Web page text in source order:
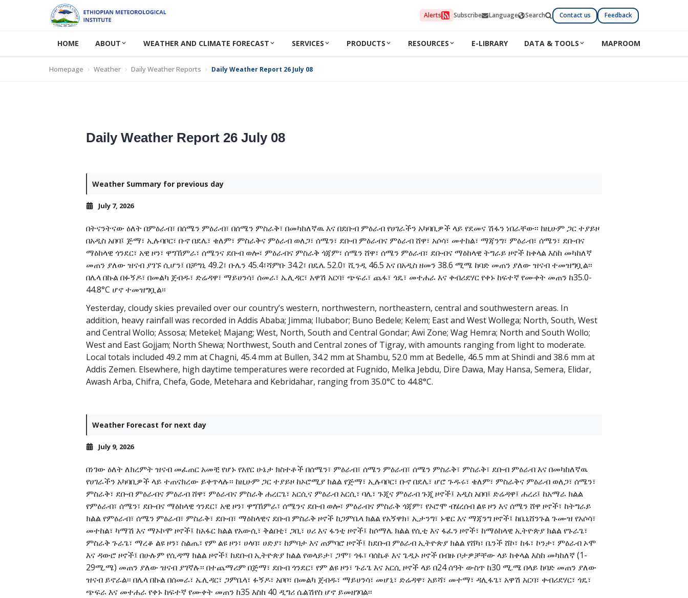
Alerts Subscribe Language Search Contact us Feedback
HOME ABOUT WEATHER AND CLIMATE FORECAST SERVICES PRODUCTS RESOURCES E-LIBRARY DATA & TOOLS MAPROOM
Homepage Weather Daily Weather Reports Daily Weather Report 26 July 08
Daily Weather Report 26 July 08
Weather Summary for previous day
July 7, 2026
በትናንትናው ዕለት በምዕራብ፣ በሰሜን ምዕራብ፣ በሰሜን ምስራቅ፣ በመካከለኛዉ እና በደቡብ ምዕራብ የሀገራችን አካባቢዎች ላይ የደመና ሽፋን ነበራቸው፡፡ ከዚሁም ጋር ተያይዞ
በአዲስ አበባ፤ ጅማ፣ ኢሉባቦር፣ ቡኖ በደሌ፣ ቄለም፣ ምስራቅና ምዕራብ ወለጋ፣ ሰሜን፣ ደቡብ ምዕራብና ምዕራብ ሸዋ፣ አሶሳ፣ መተከል፣ ማጃንግ፣ ምዕራብ፣ ሰሜን፣ ደቡብና
ማዕከላዊ ጎንደር፣ አዊ ዞን፣ ዋግኸምራ፣ ሰሜንና ደቡብ ወሎ፣ ምዕራብና ምስራቅ ጎጃም፣ ሰሜን ሸዋ፣ ሰሜን ምዕራብ፣ ደቡብና ማዕከላዊ ትግራይ ዞኖች ከቀላል እስከ መካከለኛ
መጠን ያለው ዝናብ ያገኙ ሲሆን፤ በቻግኒ 49.2፣ ቡሌን 45.4፣ሻምቡ 34.2፣ በዴሌ 52.0፣ ሺንዲ 46.5 እና በአዲስ ዘመን 38.6 ሚሜ ከባድ መጠን ያለው ዝናብ ተመዝግቧል፡፡
በሌላ በኩል በፉኝዶ፣ በመልካ ጀብዱ፣ ድሬዳዋ፣ ማይሀንሳ፣ ሰመራ፣ ኤሊዳር፣ አዋሽ አርባ፣ ጭፍራ፣ ጨፋ፣ ጎዴ፣ መተሐራ እና ቀብሪደሃር የቀኑ ከፍተኛ የሙቀት መጠን ከ35.0-
44.8°C ሆኖ ተመዝግቧል፡፡
Yesterday, cloudy skies prevailed over our country’s western, northwestern, northeastern, central and southwestern areas. In
addition, heavy rainfall was recorded in Addis Ababa; Jimma; Ilubabor; Buno Bedele; Kelem; East and West Wollega; North, South, West
and Central Wollo; Assosa; Metekel; Majang; West, North, South and Central Gondar; Awi Zone; Wag Hemra; North and South Wollo;
West and East Gojjam; North Shewa; Northwest, South and Central zones of Tigray, with amounts ranging from light to moderate.
Local totals included 49.2 mm at Chagni, 45.4 mm at Bullen, 34.2 mm at Shambu, 52.0 mm at Bedelle, 46.5 mm at Shindi and 38.6 mm at
Addis Zemen. Elsewhere, high daytime temperatures were recorded at Fugnido, Melka Jebdu, Dire Dawa, May Hansa, Semera, Elidar,
Awash Arba, Chifra, Chefa, Gode, Metehara and Kebridahar, ranging from 35.0°C to 44.8°C.
Weather Forecast for next day
July 9, 2026
በነገው ዕለት ለክረምት ዝናብ መፈጠር አመቺ የሆኑ የአየር ሁኔታ ክስተቶች በሰሜን፣ ምዕራብ፣ ሰሜን ምዕራብ፣ ሰሜን ምስራቅ፣ ምስራቅ፣ ደቡብ ምዕራብ እና በመካከለኛዉ
የሀገራችን አካባቢዎች ላይ ተጠናክረው ይቀጥላሉ፡፡ ከዚሁም ጋር ተያይዞ ከኦሮሚያ ክልል የጅማ፣ ኢሉባቦር፣ ቡኖ በደሌ፣ ሆሮ ጉዱሩ፣ ቄለም፣ ምስራቅና ምዕራብ ወለጋ፣ ሰሜን፣
ምስራቅ፣ ደቡብ ምዕራብና ምዕራብ ሸዋ፣ ምዕራብና ምስራቅ ሐረርጌ፣ አርሲና ምዕራብ አርሲ፣ ባሌ፣ ጉጂና ምዕራብ ጉጂ ዞኖች፤ አዲስ አበባ፤ ድሬዳዋ፤ ሐረሪ፤ ከአማራ ክልል
የምዕራብ፣ ሰሜን፣ ደቡብና ማዕከላዊ ጎንደር፣ አዊ ዞን፣ ዋግኸምራ፣ ሰሜንና ደቡብ ወሎ፣ ምዕራብና ምስራቅ ጎጃም፣ የኦሮሞ ብሄረሰብ ልዩ ዞን እና ሰሜን ሸዋ ዞኖች፣ ከትግራይ
ክልል የምዕራብ፣ ሰሜን ምዕራብ፣ ምስራቅ፣ ደቡብ፣ ማዕከላዊና ደቡብ ምስራቅ ዞኖች ከጋምቤላ ክልል የአኝዋክ፣ ኢታንግ፣ ኑዌር እና ማጃንግ ዞኖች፤ ከቤኒሸንጉል ጉሙዝ የአሶሳ፣
መተከል፣ ካማሽ እና ማኦኮሞ ዞኖች፤ ከአፋር ክልል የአውሲ፣ ቅልበቲ፣ ጋቢ፣ ሀሪ እና ፋንቲ ዞኖች፤ ከሶማሌ ክልል የሲቲ እና ፋፈን ዞኖች፣ ከማዕከላዊ ኢትዮጵያ ክልል የጉራጌ፣
ምስራቅ ጉራጌ፣ ማረቆ ልዩ ዞን፣ ስልጤ፣ የም ልዩ ዞን፣ ሀላባ፣ ሀድያ፣ ከምባታ እና ጠምባሮ ዞኖች፤ ከደቡብ ምዕራብ ኢትዮጵያ ክልል የሸካ፣ ቤንች ሸኮ፣ ከፋ፣ ኮንታ፣ ምዕራብ ኦሞ
እና ዳውሮ ዞኖች፤ በሁሉም የሲዳማ ክልል ዞኖች፤ ከደቡብ ኢትዮጵያ ክልል የወላይታ፣ ጋሞ፣ ጎፋ፣ ባሰኬቶ እና ጌዲኦ ዞኖች በብዙ ቦታዎቻቸው ላይ ከቀላል እስከ መካከለኛ (1-
29ሚ.ሜ) መጠን ያለው ዝናብ ያገኛሉ፡፡ በተጨማሪም በጅማ፣ ደቡብ ጎንደር፣ የም ልዩ ዞን፣ ጉራጌ እና አርሲ ዞኖች ላይ በ24 ሰዓት ውስጥ ከ30 ሚ.ሜ በላይ ከባድ መጠን ያለው
ዝናብ ይኖራል፡፡ በሌላ በኩል በሰመራ፣ ኤሊዳር፣ ጋምቤላ፣ ፉኝዶ፣ አቦቦ፣ በመልካ ጀብዱ፣ ማይሀንሳ፣ መሆኒ፣ ድሬዳዋ፣ አይሻ፣ መተማ፣ ዳሊፋጌ፣ አዋሽ አርባ፣ ቀብሪደሃር፣ ጎዴ፣
ጭፍራ እና መተሐራ የቀኑ ከፍተኛ የሙቀት መጠን ከ35 እስከ 40 ዲግሪ ሴልሽየስ ሆኖ ይመዘገባል፡፡